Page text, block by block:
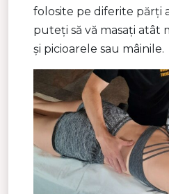
folosite pe diferite părți
puteți să vă masați atât
și picioarele sau mâinile.